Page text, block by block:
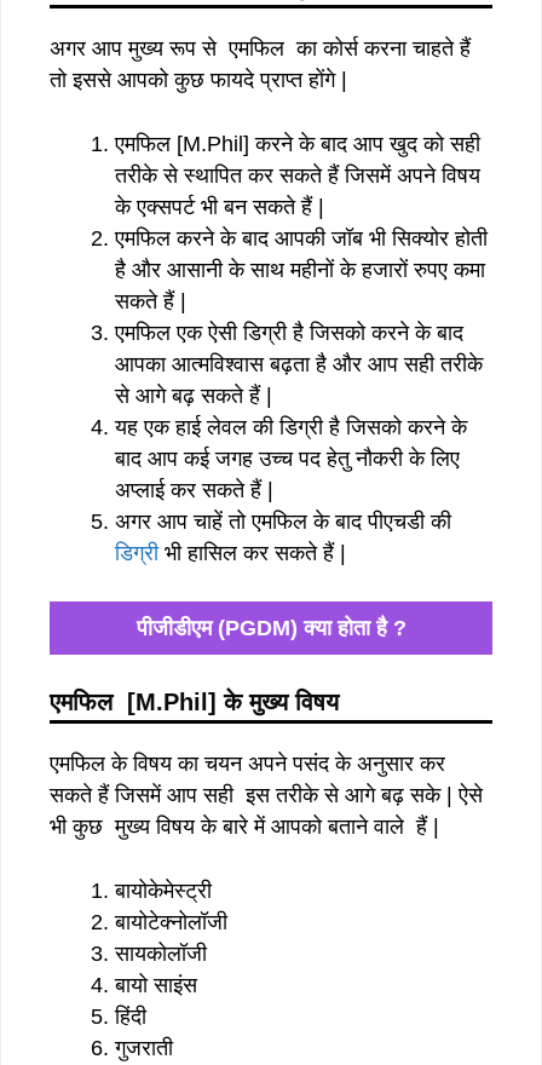
अगर आप मुख्य रूप से एमफिल का कोर्स करना चाहते हैं
तो इससे आपको कुछ फायदे प्राप्त होंगे |
एमफिल [M.Phil] करने के बाद आप खुद को सही
तरीके से स्थापित कर सकते हैं जिसमें अपने विषय
के एक्सपर्ट भी बन सकते हैं |
एमफिल करने के बाद आपकी जॉब भी सिक्योर होती
है और आसानी के साथ महीनों के हजारों रुपए कमा
सकते हैं |
एमफिल एक ऐसी डिग्री है जिसको करने के बाद
आपका आत्मविश्वास बढ़ता है और आप सही तरीके
से आगे बढ़ सकते हैं |
यह एक हाई लेवल की डिग्री है जिसको करने के
बाद आप कई जगह उच्च पद हेतु नौकरी के लिए
अप्लाई कर सकते हैं |
अगर आप चाहें तो एमफिल के बाद पीएचडी की
डिग्रीभी हासिल कर सकते हैं |
पीजीडीएम (PGDM) क्या होता है ?
एमफिल [M.Phil] के मुख्य विषय
एमफिल के विषय का चयन अपने पसंद के अनुसार कर
सकते हैं जिसमें आप सही इस तरीके से आगे बढ़ सके | ऐसे
भी कुछ मुख्य विषय के बारे में आपको बताने वाले हैं |
बायोकेमेस्ट्री
बायोटेक्नोलॉजी
सायकोलॉजी
बायो साइंस
हिंदी
गुजराती